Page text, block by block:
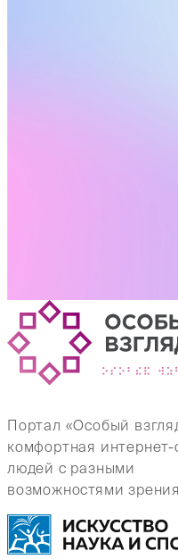
Портал «Особый
комфортная интернет-
людей с разными
возможностями